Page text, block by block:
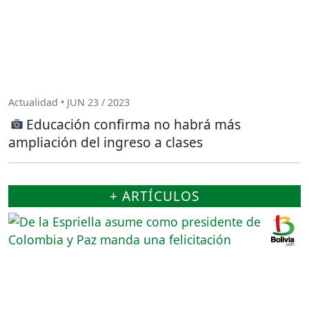
Actualidad • JUN 23 / 2023
Educación confirma no habrá más
ampliación del ingreso a clases
+ ARTÍCULOS